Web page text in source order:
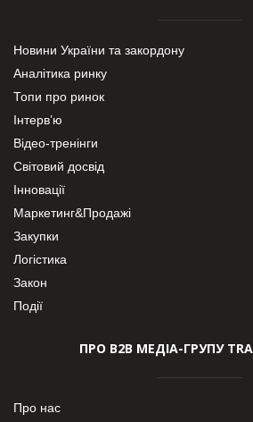
Новини України та закордону
Аналітика ринку
Топи про ринок
Інтерв’ю
Відео-тренінги
Світовий досвід
Інновації
Маркетинг&Продажі
Закупки
Логістика
Закон
Події
ПРО В2В МЕДІА-ГРУПУ
Про нас